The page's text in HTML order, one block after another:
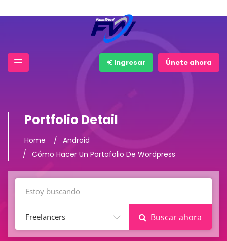
Ingresar Únete ahora
Portfolio Detail
Home
Android
Cómo Hacer Un Portafolio De Wordpress
Freelancers Buscar ahora